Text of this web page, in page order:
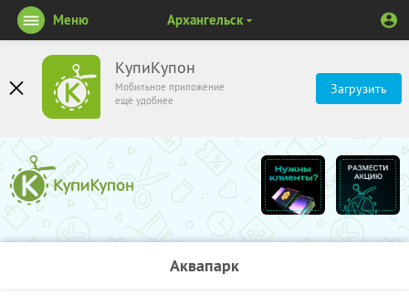
КупиКупон
Мобильное приложение
ещё удобнее
Загрузить
Меню Архангельск
Аквапарк